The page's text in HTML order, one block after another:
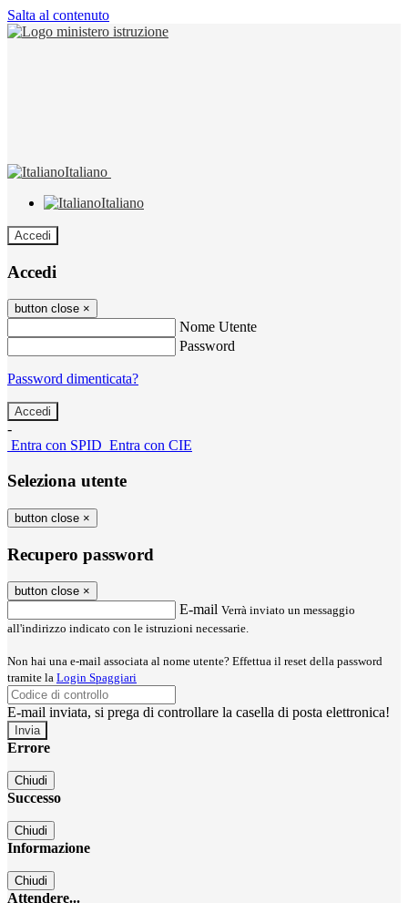
Salta al contenuto
Italiano
Italiano
Accedi
Accedi
button close ×
Nome Utente
Password
Password dimenticata?
-
Entra con SPID Entra con CIE
Seleziona utente
button close ×
Recupero password
button close ×
E-mail Verrà inviato un messaggio
all'indirizzo indicato con le istruzioni necessarie.
Non hai una e-mail associata al nome utente? Effettua il reset della password
tramite la Login Spaggiari
E-mail inviata, si prega di controllare la casella di posta elettronica!
Errore
Chiudi
Successo
Chiudi
Informazione
Chiudi
Attendere...